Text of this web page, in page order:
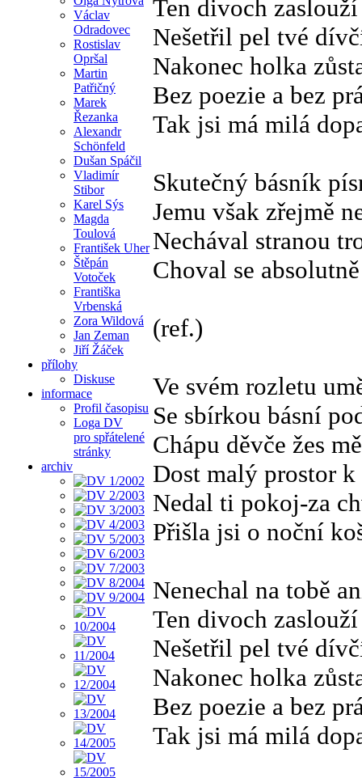
Václav
Odradovec
Rostislav
Opršal
Martin
Patřičný
Marek
Řezanka
Alexandr
Schönfeld
Dušan Spáčil
Vladimír
Stibor
Karel Sýs
Magda
Toulová
František Uher
Štěpán
Votoček
Františka
Vrbenská
Zora Wildová
Jan Zeman
Jiří Žáček
přílohy
Diskuse
informace
Profil časopisu
Loga DV
pro spřátelené
stránky
archiv
Ten divoch
Nešetřil pel tvé
Nakonec holka
Bez poezie a bez
Tak jsi má milá
Skutečný básník
Jemu však zřejmě
Nechával stranou
Choval se
(ref.)
Ve svém rozletu
Se sbírkou básní
Chápu děvče žes
Dost malý prostor
Nedal ti pokoj-za
Přišla jsi o noční
Nenechal na tobě
Ten divoch
Nešetřil pel tvé
Nakonec holka
Bez poezie a bez
Tak jsi má milá